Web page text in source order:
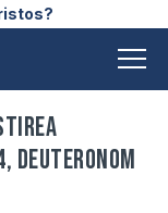
Deuteronom